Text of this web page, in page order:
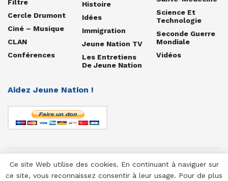
Filtre
Cercle Drumont
Ciné – Musique
CLAN
Conférences
Histoire
Idées
Immigration
Jeune Nation TV
Les Entretiens
De Jeune Nation
Science Et
Technologie
Seconde Guerre
Mondiale
Vidéos
Aidez Jeune Nation !
© 1958-2025 Jeune Nation
Ce site Web utilise des cookies. En continuant à naviguer sur
ce site, vous reconnaissez consentir à leur usage. Pour de plus